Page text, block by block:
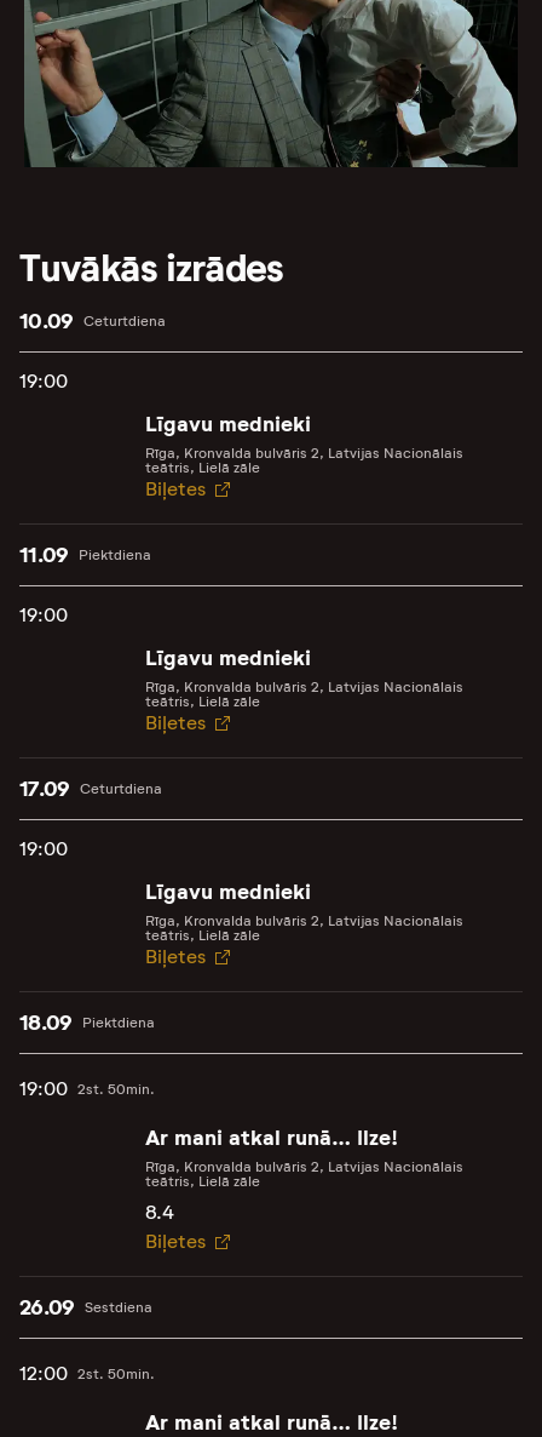
Tuvākās izrādes
Ceturtdiena
10.09
19:00
Līgavu mednieki
Rīga, Kronvalda bulvāris 2, Latvijas Nacionālais
teātris, Lielā zāle
Biļetes
Piektdiena
11.09
19:00
Līgavu mednieki
Rīga, Kronvalda bulvāris 2, Latvijas Nacionālais
teātris, Lielā zāle
Biļetes
Ceturtdiena
17.09
19:00
Līgavu mednieki
Rīga, Kronvalda bulvāris 2, Latvijas Nacionālais
teātris, Lielā zāle
Biļetes
Piektdiena
18.09
19:00 2st. 50min.
Ar mani atkal runā… Ilze!
Rīga, Kronvalda bulvāris 2, Latvijas Nacionālais
teātris, Lielā zāle
8.4
Biļetes
Sestdiena
26.09
12:00 2st. 50min.
Ar mani atkal runā… Ilze!